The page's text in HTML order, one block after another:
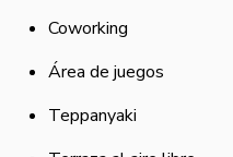
Coworking
Área de juegos
Teppanyaki